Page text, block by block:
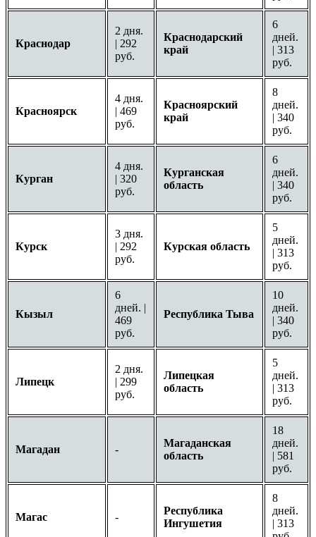
Краснодар
2 дня.
| 292
руб.
Краснодарский
край
6
дней.
| 313
руб.
Красноярск
4 дня.
| 469
руб.
Красноярский
край
8
дней.
| 340
руб.
Курган
4 дня.
| 320
руб.
Курганская
область
6
дней.
| 340
руб.
Курск
3 дня.
| 292
руб.
Курская область
5
дней.
| 313
руб.
Кызыл
6
дней. |
469
руб.
Республика Тыва
10
дней.
| 340
руб.
Липецк
2 дня.
| 299
руб.
Липецкая
область
5
дней.
| 313
руб.
Магадан -
Магаданская
область
18
дней.
| 581
руб.
Магас -
Республика
Ингушетия
8
дней.
| 313